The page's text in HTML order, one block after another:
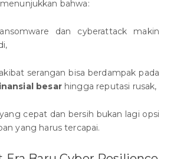
bahwa:
dan cyberattack makin
serangan bisa berdampak pada
besarhingga reputasi rusak,
cepat dan bersih bukan lagi opsi
yang harus tercapai.